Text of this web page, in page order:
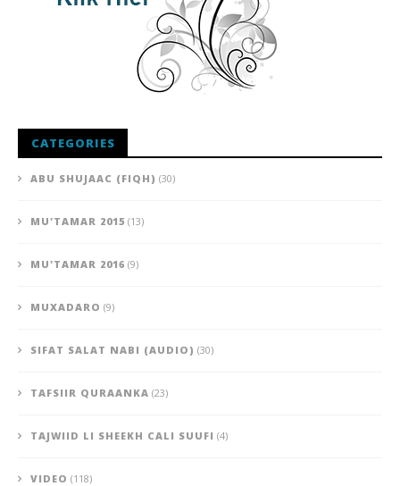
CATEGORIES
ABU SHUJAAC (FIQH) (30)
MU'TAMAR 2015 (13)
MU'TAMAR 2016 (9)
MUXADARO (9)
SIFAT SALAT NABI (AUDIO) (30)
TAFSIIR QURAANKA (23)
TAJWIID LI SHEEKH CALI SUUFI (4)
VIDEO (118)